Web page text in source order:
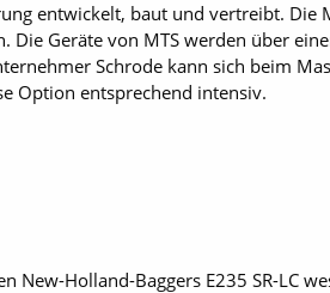
entwickelt, baut und vertreibt. Die
Geräte von MTS werden über
Schrode kann sich beim
Option entsprechend intensiv.
New-Holland-Baggers E235 SR-LC